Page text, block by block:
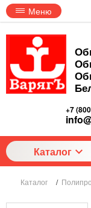
Меню
+7
Каталог
Каталог /